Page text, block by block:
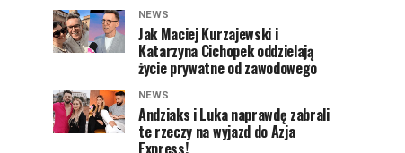
NEWS
Jak Maciej Kurzajewski i
Katarzyna Cichopek oddzielają
życie prywatne od zawodowego
NEWS
Andziaks i Luka naprawdę zabrali
te rzeczy na wyjazd do Azja